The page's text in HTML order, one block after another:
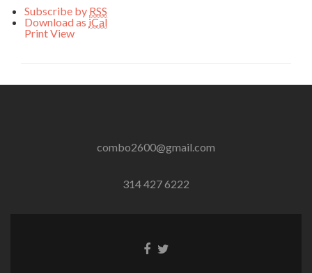
Subscribe by RSS
Download as iCal
PrintView
combo2600@gmail.com
314 427 6222
EnlaceEnlace